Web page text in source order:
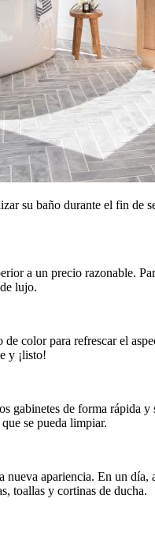
su baño durante el fin
a un precio razonable.
lujo.
color para refrescar el
y ¡listo!
gabinetes de forma
se pueda limpiar.
apariencia. En un
toallas y cortinas de ducha.